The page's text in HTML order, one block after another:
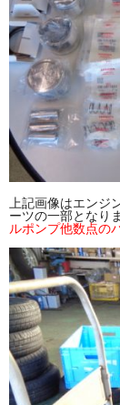
上記画像はエン
ーツの一部となり
ルポンプ他数点の